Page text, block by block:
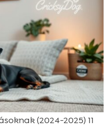
(2024-2025) 11